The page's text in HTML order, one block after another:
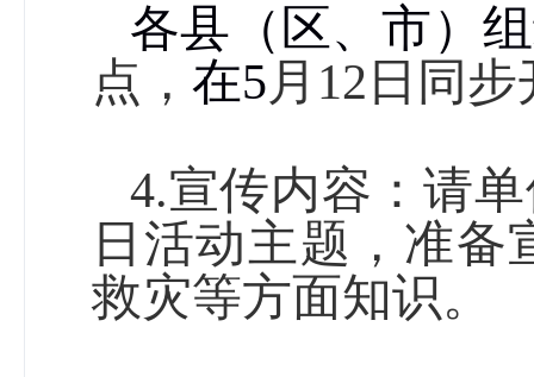
各县（区、市）
点， 在5月 12 日同步
4.宣传内容：请
日活动主题，准
救灾等方面知识。